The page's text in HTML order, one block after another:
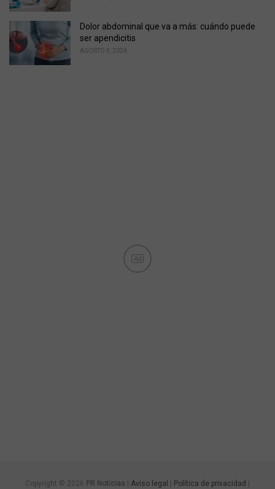
Dolor abdominal que va a más: cuándo puede
ser apendicitis
AGOSTO 5, 2026
Ad
Copyright © 2026 PR Noticias Aviso legal Política de privacidad